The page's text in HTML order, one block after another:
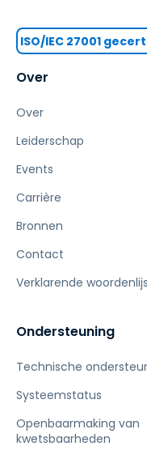
Over
Over
Leiderschap
Events
Carrière
Bronnen
Contact
Verklarende
Ondersteuning
Technische
Systeemstatus
Openbaarmaking van
kwetsbaarheden
ISO/IEC 27001